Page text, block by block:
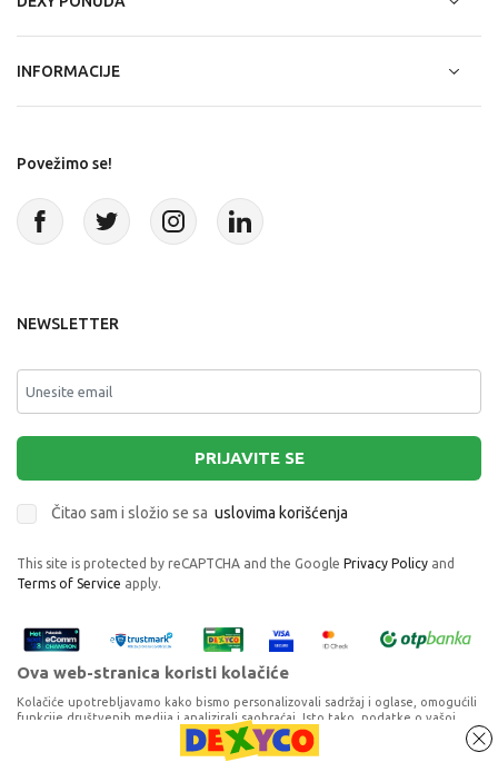
INFORMACIJE
Povežimo se!
NEWSLETTER
PRIJAVITE SE
Čitao sam i složio se sa uslovima korišćenja
This site is protected by reCAPTCHA and the Google Privacy Policy and
Terms of Service apply.
Ova web-stranica koristi kolačiće
Kolačiće upotrebljavamo kako bismo personalizovali sadržaj i oglase, omogućili
funkcije društvenih medija i analizirali saobraćaj. Isto tako, podatke o vašoj
upotrebi naše web-lokacije delimo s partnerima za društvene medije,
oglašavanje i analizu, a oni ih mogu kombinovati s drugim podacima koje ste im
pružili ili koje su prikupili dok ste upotrebljavali njihove usluge. Nastavkom